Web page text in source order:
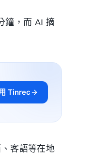
鐘，而 AI 摘
Tinrec
客語等在地